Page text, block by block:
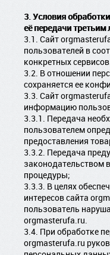
3. Условия
её передачи третьим
3.1. Сайт
пользователей в
конкретных
3.2. В отношении
сохраняется ее
3.3. Сайт
информацию
3.3.1. Передача
пользователем
предоставления
3.3.2. Передача
законодательством
процедуры;
3.3.3. В целях
интересов сайта
пользователь
orgmasterufa.ru.
3.4. При обработке
orgmasterufa.ru